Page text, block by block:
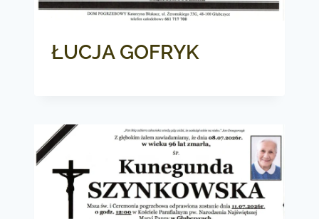
ŁUCJA GOFRYK